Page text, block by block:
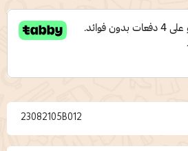
23082105B012